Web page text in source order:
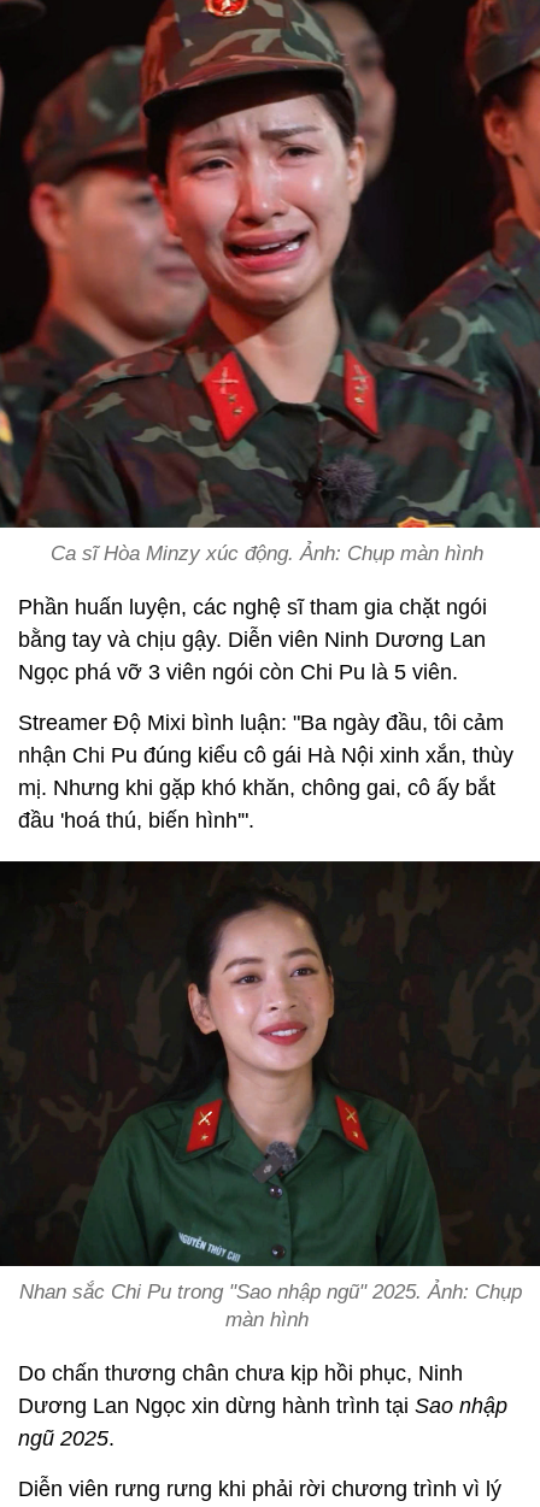
Ca sĩ Hòa Minzy xúc động. Ảnh: Chụp màn hình
Phần huấn luyện, các nghệ sĩ tham gia chặt ngói
bằng tay và chịu gậy. Diễn viên Ninh Dương Lan
Ngọc phá vỡ 3 viên ngói còn Chi Pu là 5 viên.
Streamer Độ Mixi bình luận: "Ba ngày đầu, tôi cảm
nhận Chi Pu đúng kiểu cô gái Hà Nội xinh xắn, thùy
mị. Nhưng khi gặp khó khăn, chông gai, cô ấy bắt
đầu 'hoá thú, biến hình'".
Nhan sắc Chi Pu trong "Sao nhập ngũ" 2025. Ảnh: Chụp
màn hình
Do chấn thương chân chưa kịp hồi phục, Ninh
Dương Lan Ngọc xin dừng hành trình tại Sao nhập
ngũ 2025.
Diễn viên rưng rưng khi phải rời chương trình vì lý